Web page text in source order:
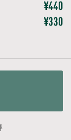
¥440
¥330